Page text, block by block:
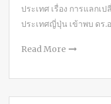
ประเทศ เรื่อง การแลกเ
ประเทศญี่ปุ่น เข้าพบ ดร.
Read More